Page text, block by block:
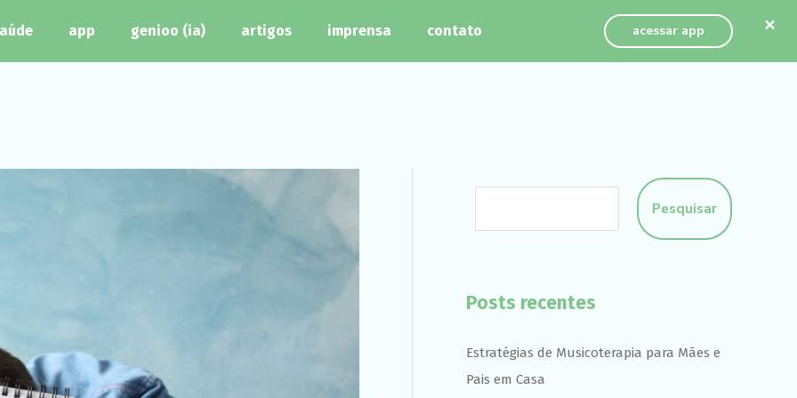
app genioo (ia) artigos imprensa contato acessar app
Pesquisar
Posts recentes
Estratégias de Musicoterapia para Mães e
Pais em Casa
×